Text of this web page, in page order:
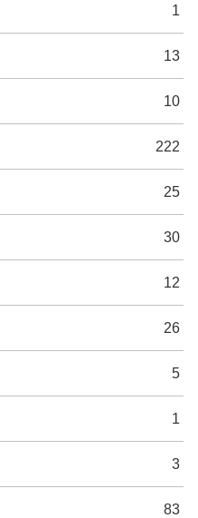
1
13
10
222
25
30
12
26
5
1
3
83